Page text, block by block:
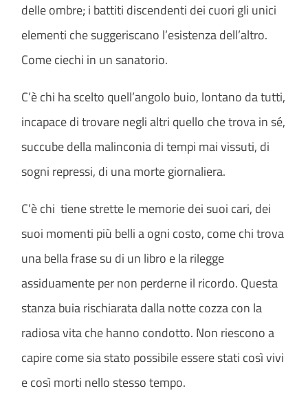
delle ombre; i battiti discendenti dei cuori gli unici
elementi che suggeriscano l’esistenza dell’altro.
Come ciechi in un sanatorio.
C’è chi ha scelto quell’angolo buio, lontano da tutti,
incapace di trovare negli altri quello che trova in sé,
succube della malinconia di tempi mai vissuti, di
sogni repressi, di una morte giornaliera.
C’è chi tiene strette le memorie dei suoi cari, dei
suoi momenti più belli a ogni costo, come chi trova
una bella frase su di un libro e la rilegge
assiduamente per non perderne il ricordo. Questa
stanza buia rischiarata dalla notte cozza con la
radiosa vita che hanno condotto. Non riescono a
capire come sia stato possibile essere stati così vivi
e così morti nello stesso tempo.